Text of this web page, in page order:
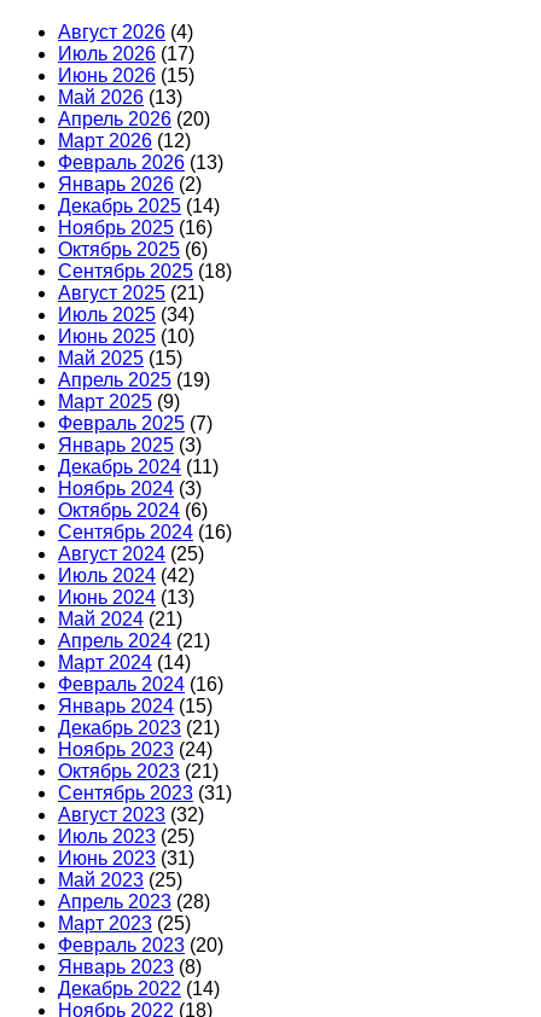
Август 2026 (4)
Июль 2026 (17)
Июнь 2026 (15)
Май 2026 (13)
Апрель 2026 (20)
Март 2026 (12)
Февраль 2026 (13)
Январь 2026 (2)
Декабрь 2025 (14)
Ноябрь 2025 (16)
Октябрь 2025 (6)
Сентябрь 2025 (18)
Август 2025 (21)
Июль 2025 (34)
Июнь 2025 (10)
Май 2025 (15)
Апрель 2025 (19)
Март 2025 (9)
Февраль 2025 (7)
Январь 2025 (3)
Декабрь 2024 (11)
Ноябрь 2024 (3)
Октябрь 2024 (6)
Сентябрь 2024 (16)
Август 2024 (25)
Июль 2024 (42)
Июнь 2024 (13)
Май 2024 (21)
Апрель 2024 (21)
Март 2024 (14)
Февраль 2024 (16)
Январь 2024 (15)
Декабрь 2023 (21)
Ноябрь 2023 (24)
Октябрь 2023 (21)
Сентябрь 2023 (31)
Август 2023 (32)
Июль 2023 (25)
Июнь 2023 (31)
Май 2023 (25)
Апрель 2023 (28)
Март 2023 (25)
Февраль 2023 (20)
Январь 2023 (8)
Декабрь 2022 (14)
Ноябрь 2022 (18)